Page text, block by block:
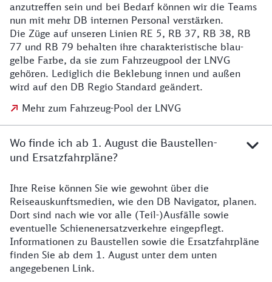
anzutreffen sein und bei Bedarf können wir die Teams
nun mit mehr DB internen Personal verstärken.
Die Züge auf unseren Linien RE 5, RB 37, RB 38, RB
77 und RB 79 behalten ihre charakteristische blau-
gelbe Farbe, da sie zum Fahrzeugpool der LNVG
gehören. Lediglich die Beklebung innen und außen
wird auf den DB Regio Standard geändert.
Mehr zum Fahrzeug-Pool der LNVG
Wo finde ich ab 1. August die Baustellen-
und Ersatzfahrpläne?
Details zu Baustelle
Ihre Reise können Sie wie gewohnt über die
Reiseauskunftsmedien, wie den DB Navigator, planen.
Dort sind nach wie vor alle (Teil-)Ausfälle sowie
eventuelle Schienenersatzverkehre eingepflegt.
Informationen zu Baustellen sowie die Ersatzfahrpläne
finden Sie ab dem 1. August unter dem unten
angegebenen Link.